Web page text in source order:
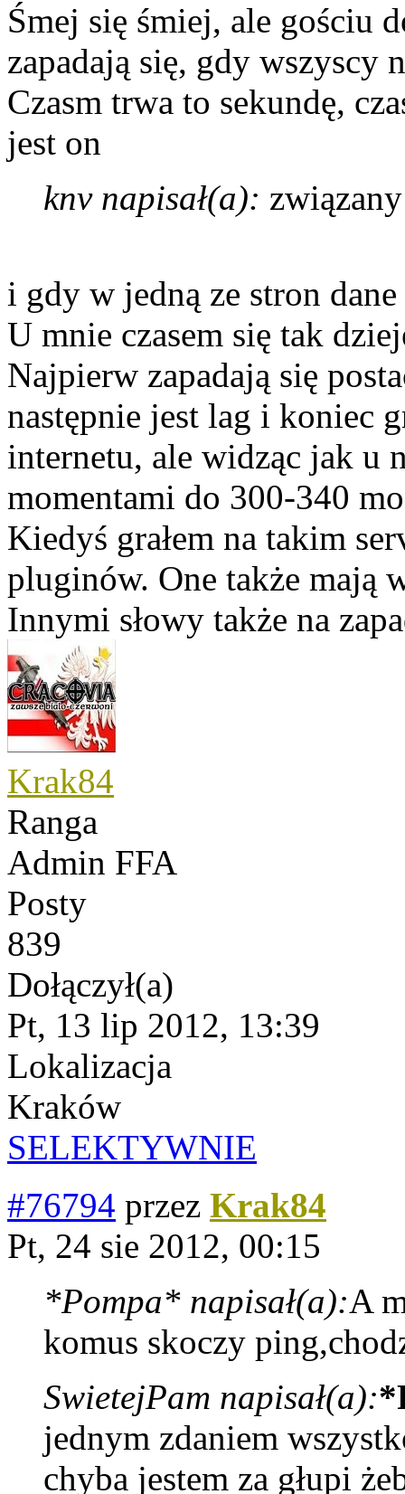
Śmej się śmiej, ale gościu
zapadają się, gdy wszyscy
Czasm trwa to sekundę,
jest on
knv napisał(a):
i gdy w jedną ze stron
U mnie czasem się tak
Najpierw zapadają się
następnie jest lag i koniec
internetu, ale widząc jak u
momentami do 300-340
Kiedyś grałem na takim
pluginów. One także mają
Innymi słowy także na
Krak84
Ranga
Admin FFA
Posty
839
Dołączył(a)
Pt, 13 lip 2012, 13:39
Lokalizacja
Kraków
SELEKTYWNIE
#76794 przez Krak84
Pt, 24 sie 2012, 00:15
*Pompa* napisał(a):A
komus skoczy
SwietejPam napisał(a):
jednym zdaniem
chyba jestem za głupi